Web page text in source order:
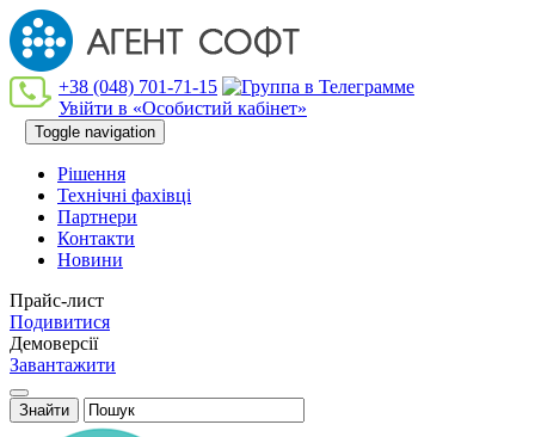
+38 (048) 701-71-15
Увійти в «Особистий кабінет»
Toggle navigation
Рішення
Технiчнi фахiвцi
Партнери
Контакти
Новини
Прайс-лист
Подивитися
Демоверсії
Завантажити